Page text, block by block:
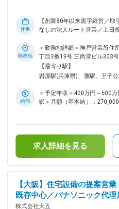
れているのが特徴の職場で
問しよう」といった形でサポ
のパートナー！／ ・同社は
トにおいて、西日本／関西エ
しています。 ・設備提案だけ
トップで行えることも同社な
いえば「大五」という市場認
ています。 変更の範囲
仕事
【創業80年以来黒字経営／
なしの法人ルート営業／土日
う住宅設備（システムキッチ
ど）のご提案をお任せします。 ■業務詳細： ◎主な業務
売店や工務店などへの訪問、
における物件情報の取得 ・ご
ション管理会社など ・担当：
件の商談を対応します ※テレ
て、住宅設備を検討します。
い」「コンパクトサイズのキ
頼内容も様々。 ・お客様のご
ら、製品のご提案を行います。 ■教育体制： ＜入社直後＞ ・
お得意先へ訪問し、商談や提
一人で提案していただくこと
ていただきながら、少しずつ独り
以外にも＞ ・営業だけでなく
層別研修や、資格取得の支援
勤務地
＜勤務地詳細＞神戸営業所住
丁目3番19号 三尚堂ビル303
対策：屋内全面禁煙変更の範
【最寄り駅】
岩屋駅(兵庫県)、灘駅、王子
給与
＜予定年収＞400万円～600
訳＞月額（基本給）：
勤続給、資格手当、役職手
万円／31歳／月給36万円（主
給30万円賃金はあくまでも目
記です。
求人詳細を見る
【大阪】住宅設備の提案営
既存中心／パナソニック代理
株式会社大五